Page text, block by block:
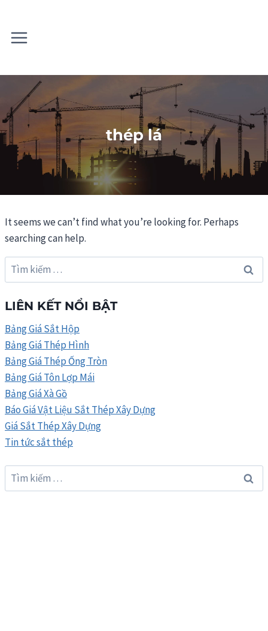
content
thép lá
It seems we can’t find what you’re looking for. Perhaps
searching can help.
Tìm
kiếm
cho:
LIÊN KẾT NỔI BẬT
Bảng Giá Sắt Hộp
Bảng Giá Thép Hình
Bảng Giá Thép Ống Tròn
Bảng Giá Tôn Lợp Mái
Bảng Giá Xà Gồ
Báo Giá Vật Liệu Sắt Thép Xây Dựng
Giá Sắt Thép Xây Dựng
Tin tức sắt thép
Tìm
kiếm